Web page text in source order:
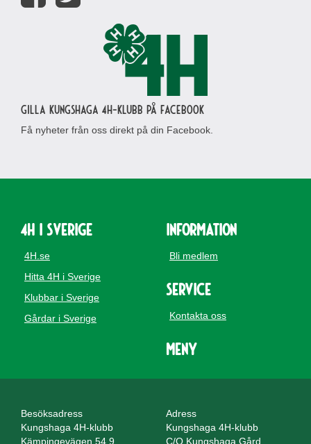
Gilla Kungshaga 4H-klubb på Facebook
Få nyheter från oss direkt på din Facebook.
4H i Sverige
4H.se
Hitta 4H i Sverige
Klubbar i Sverige
Gårdar i Sverige
Information
Bli medlem
Service
Kontakta oss
Meny
Besöksadress
Kungshaga 4H-klubb
Kämpingevägen 54.9
Adress
Kungshaga 4H-klubb
C/O Kungshaga Gård